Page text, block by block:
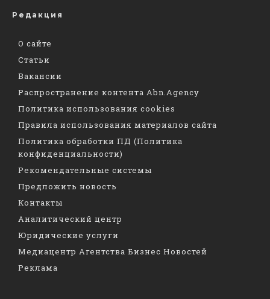
Редакция
О сайте
Статьи
Вакансии
Распространение контента Abn.Agency
Политика использования cookies
Правила использования материалов сайта
Политика обработки ПД (Политика
конфиденциальности)
Рекомендательные системы
Предложить новость
Контакты
Аналитический центр
Юридические услуги
Медиацентр Агентства Бизнес Новостей
Реклама